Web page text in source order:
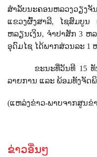
ສຳລັບນະຄອນຫລວງວຽງຈັນ
ແຂວງຜົ້ງສາລີ, ໄຊສົມບູນ
ຫລຽນເງິນ, ຈຳປາສັກ 3 ຫ
ອຸດົມໄຊ ໄດ້ພາກສ່ວນລະ 1
ຂະນະທີ່ວັນທີ 15 ທັ
ລາຍການ ແລະ ພ້ອມທັງຈັດ
(ແຫລ່ງຂ່າວ-ພາບຈາກສູນຂ່
ຂ່າວອື່ນໆ